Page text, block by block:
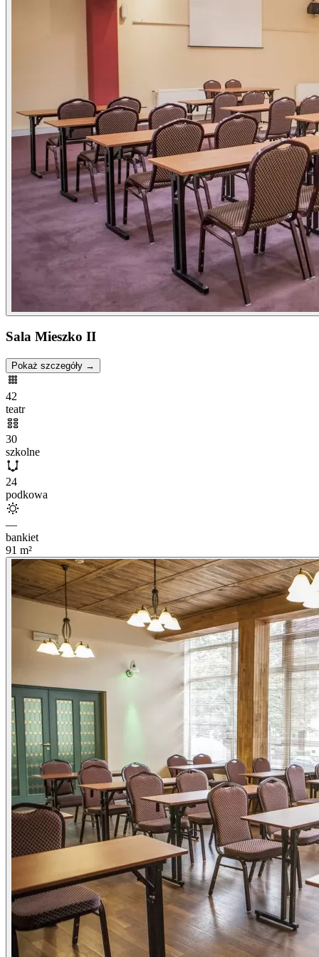
Sala Mieszko II
Pokaż szczegóły →
42
teatr
30
szkolne
24
podkowa
—
bankiet
91 m²